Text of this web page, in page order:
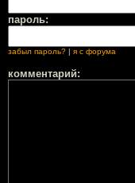
пароль:
забыл пароль? | я с форума
комментарий: